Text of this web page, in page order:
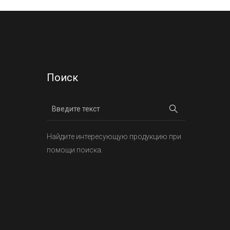
Поиск
Найдите интересующую продукцию при
помощи поиска.